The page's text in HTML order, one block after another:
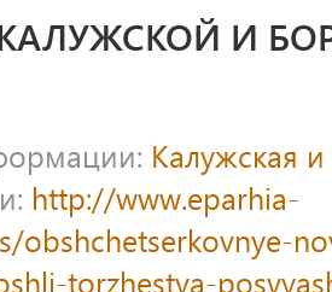
И
Калужская
http://www.eparhia-
obshchetserkovnye-
torzhestva-